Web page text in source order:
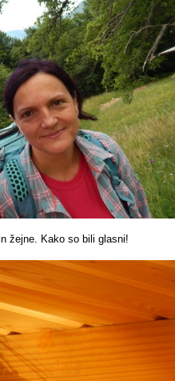
žejne. Kako so bili glasni!